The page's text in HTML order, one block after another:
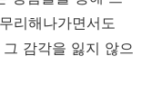
리해나가면서도
감각을 잃지 않으